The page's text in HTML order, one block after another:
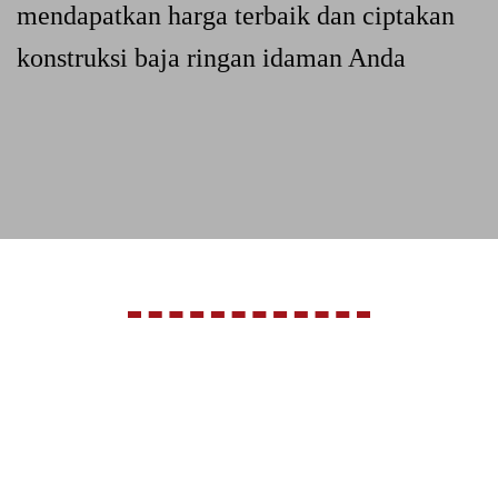
mendapatkan harga terbaik dan ciptakan
konstruksi baja ringan idaman Anda